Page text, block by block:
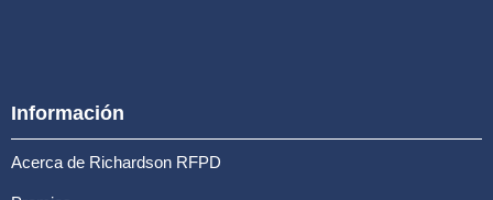
Información
Acerca de Richardson RFPD